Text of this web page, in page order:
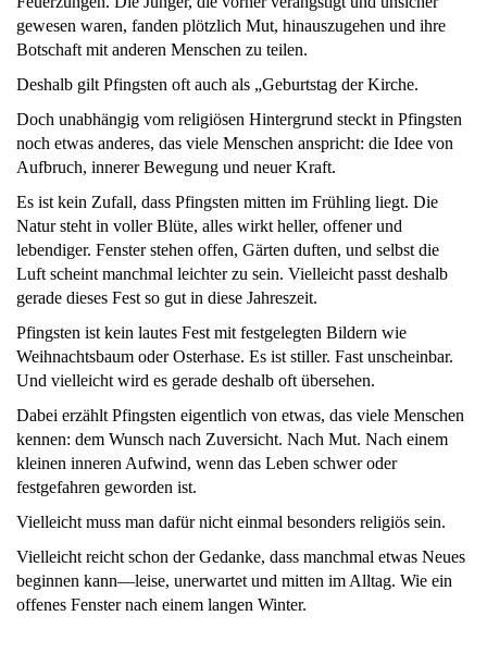
gewesen waren, fanden plötzlich Mut, hinauszugehen und ihre
Botschaft mit anderen Menschen zu teilen.
Deshalb gilt Pfingsten oft auch als „Geburtstag der Kirche.
Doch unabhängig vom religiösen Hintergrund steckt in Pfingsten
noch etwas anderes, das viele Menschen anspricht: die Idee von
Aufbruch, innerer Bewegung und neuer Kraft.
Es ist kein Zufall, dass Pfingsten mitten im Frühling liegt. Die
Natur steht in voller Blüte, alles wirkt heller, offener und
lebendiger. Fenster stehen offen, Gärten duften, und selbst die
Luft scheint manchmal leichter zu sein. Vielleicht passt deshalb
gerade dieses Fest so gut in diese Jahreszeit.
Pfingsten ist kein lautes Fest mit festgelegten Bildern wie
Weihnachtsbaum oder Osterhase. Es ist stiller. Fast unscheinbar.
Und vielleicht wird es gerade deshalb oft übersehen.
Dabei erzählt Pfingsten eigentlich von etwas, das viele Menschen
kennen: dem Wunsch nach Zuversicht. Nach Mut. Nach einem
kleinen inneren Aufwind, wenn das Leben schwer oder
festgefahren geworden ist.
Vielleicht muss man dafür nicht einmal besonders religiös sein.
Vielleicht reicht schon der Gedanke, dass manchmal etwas Neues
beginnen kann—leise, unerwartet und mitten im Alltag. Wie ein
offenes Fenster nach einem langen Winter.